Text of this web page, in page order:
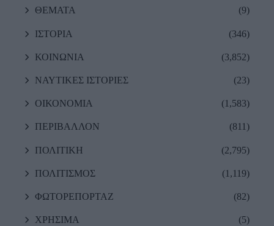
ΘΕΜΑΤΑ (9)
ΙΣΤΟΡΙΑ (346)
ΚΟΙΝΩΝΙΑ (3,852)
ΝΑΥΤΙΚΕΣ ΙΣΤΟΡΙΕΣ (23)
ΟΙΚΟΝΟΜΙΑ (1,583)
ΠΕΡΙΒΑΛΛΟΝ (811)
ΠΟΛΙΤΙΚΗ (2,795)
ΠΟΛΙΤΙΣΜΟΣ (1,119)
ΦΩΤΟΡΕΠΟΡΤΑΖ (82)
ΧΡΗΣΙΜΑ (5)